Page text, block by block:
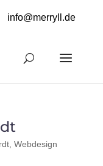
info@merryll.de
, Webdesign